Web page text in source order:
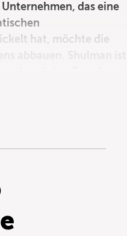
das eine
hat, möchte die
zu erlernen oder
Die von Suno
hier ansetzen und den